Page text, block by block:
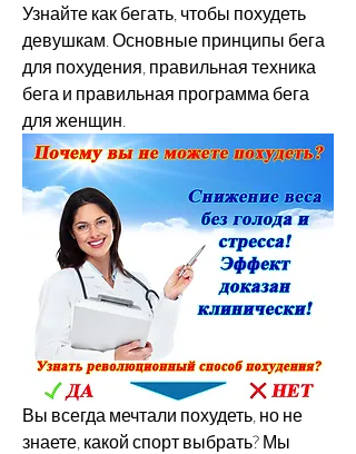
Узнайте как бегать, чтобы похудеть
девушкам. Основные принципы бега
для похудения, правильная техника
бега и правильная программа бега
для женщин.
Вы всегда мечтали похудеть, но не
знаете, какой спорт выбрать? Мы